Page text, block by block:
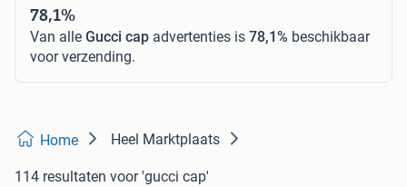
78,1%
Van alle Gucci cap advertenties is 78,1% beschikbaar
voor verzending.
Home Heel Marktplaats
114 resultaten voor 'gucci cap'